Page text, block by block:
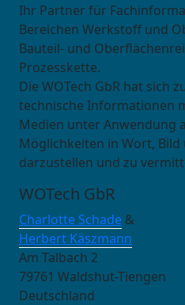
Ihr Partner für
Bereichen Werkstoff und
Bauteil- und
Prozesskette.
Die WOTech GbR hat sich
technische Informationen
Medien unter Anwendung
Möglichkeiten in Wort,
darzustellen und zu
WOTech GbR
Charlotte Schade &
Herbert Käszmann
Am Talbach 2
79761 Waldshut-Tiengen
Deutschland